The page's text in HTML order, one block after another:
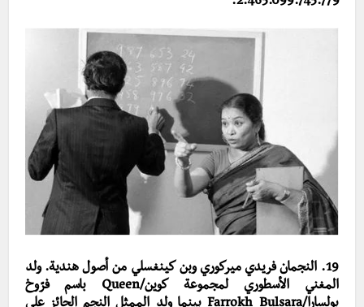
19. النجمان فريدي ميركوري وبن كينغسلي من أصول هندية. ولد
المغني الأسطوري لمجموعة كوين/Queen باسم فرّوخ